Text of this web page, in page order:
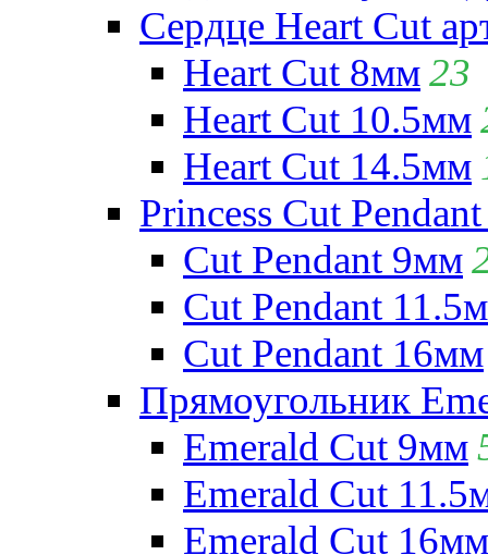
Сердце Heart Cut
Heart Cut 8мм23
Heart Cut 10.5мм
Heart Cut 14.5мм
Princess Cut
Cut Pendant 9мм
Cut Pendant
Cut Pendant 16мм
Прямоугольник
Emerald Cut 9мм
Emerald Cut
Emerald Cut 16мм